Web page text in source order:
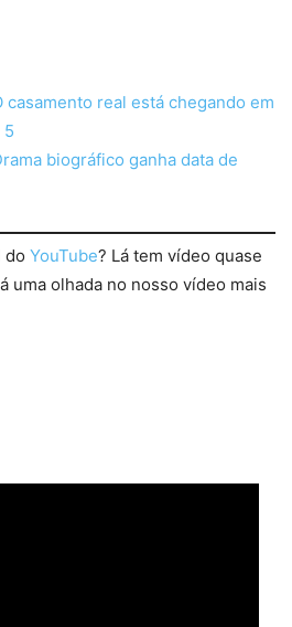
casamento real está chegando em
5
biográfico ganha data de
do YouTube? Lá tem vídeo quase
uma olhada no nosso vídeo mais